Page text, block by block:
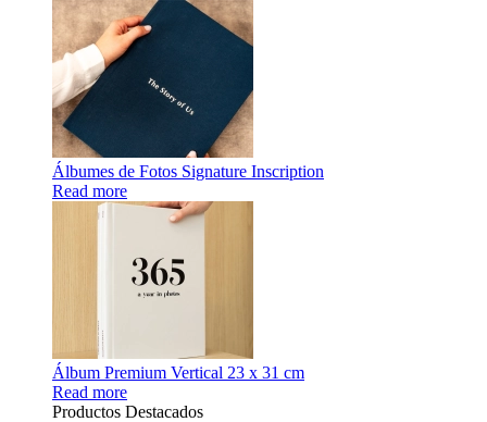
Álbumes de Fotos Signature Inscription
Read more
Álbum Premium Vertical 23 x 31 cm
Read more
Productos Destacados